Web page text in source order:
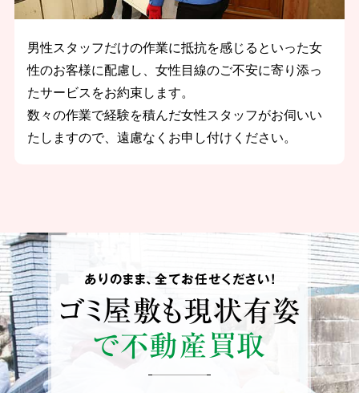
男性スタッフだけの作業に抵抗を感じるといった女
性のお客様に配慮し、女性目線のご不安に寄り添っ
たサービスをお約束します。
数々の作業で経験を積んだ女性スタッフがお伺いい
たしますので、遠慮なくお申し付けください。
ありのまま、全てお任せください！
ゴミ屋敷も現状有姿
で不動産買取